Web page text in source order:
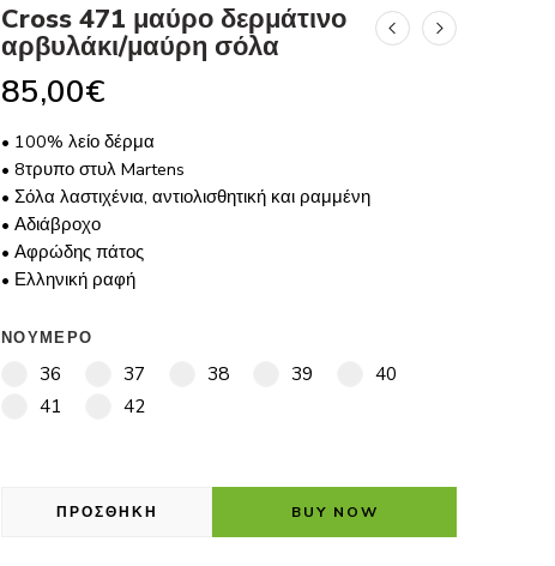
Cross 471 μαύρο δερμάτινο
αρβυλάκι/μαύρη σόλα
85,00€
• 100% λείο δέρμα
• 8τρυπο στυλ Martens
• Σόλα λαστιχένια, αντιολισθητική και ραμμένη
• Αδιάβροχο
• Αφρώδης πάτος
• Ελληνική ραφή
ΝΟΥΜΕΡΟ
36 37 38 39
40
41
42
ΠΡΟΣΘΗΚΗ BUY NOW